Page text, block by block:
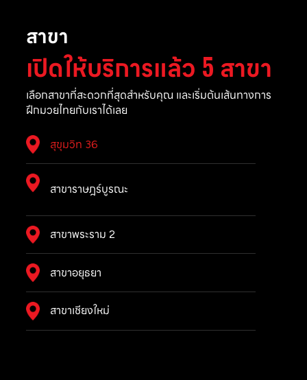
สาขา
เปิดให้บริการแล้ว 5 สาขา
เลือกสาขาที่สะดวกที่สุดสำหรับคุณ และเริ่มต้นเส้นทางการ
ฝึกมวยไทยกับเราได้เลย
สุขุมวิท 36
สาขาราษฎร์บูรณะ
สาขาพระราม 2
สาขาอยุธยา
สาขาเชียงใหม่